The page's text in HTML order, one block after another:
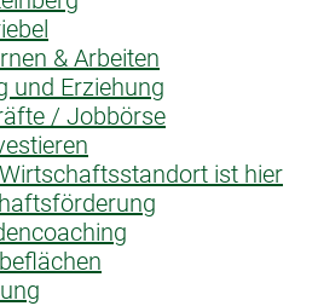
& Arbeiten
und Erziehung
/ Jobbörse
ist hier